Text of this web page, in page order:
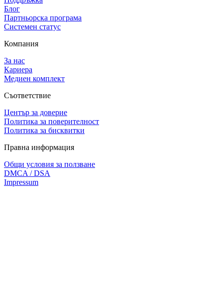
Блог
Партньорска програма
Системен статус
Компания
За нас
Кариера
Медиен комплект
Съответствие
Център за доверие
Политика за поверителност
Политика за бисквитки
Правна информация
Общи условия за ползване
DMCA / DSA
Impressum